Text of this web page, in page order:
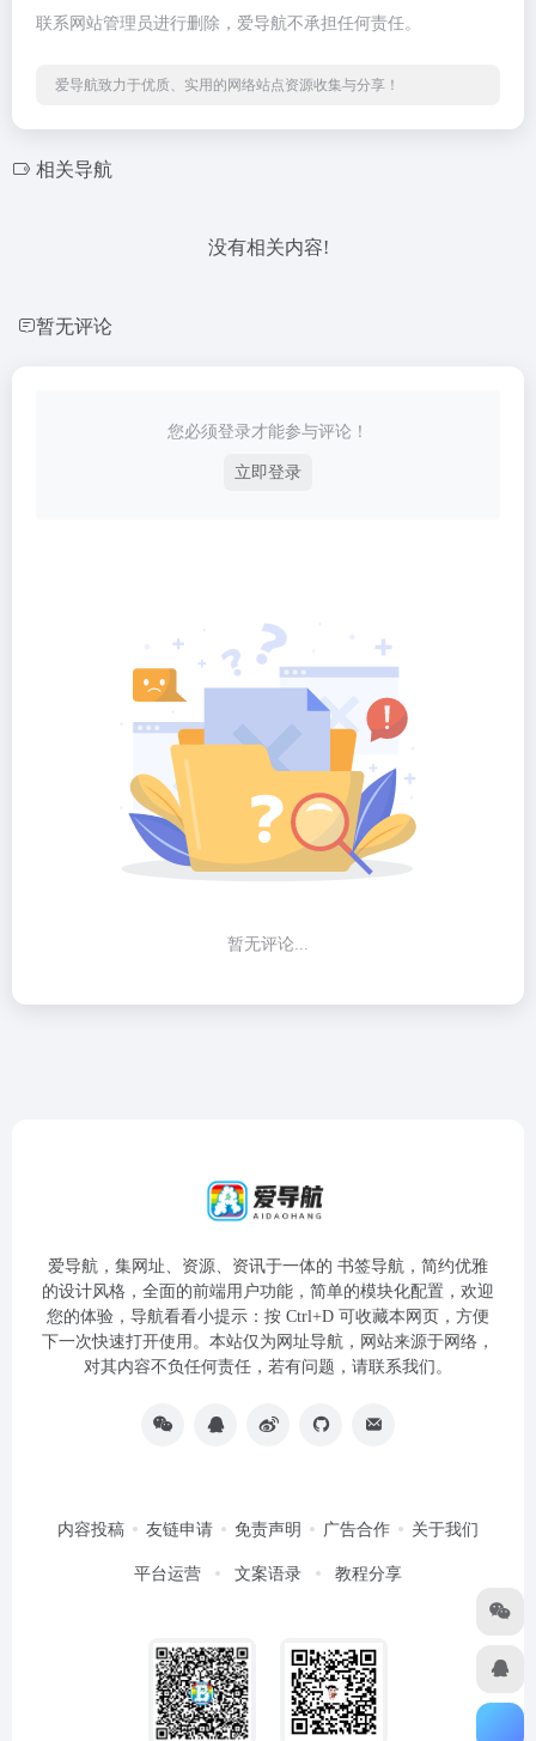
联系网站管理员进行删除，爱导航不承担任何责任。
爱导航致力于优质、实用的网络站点资源收集与分享！
相关导航
没有相关内容!
暂无评论
您必须登录才能参与评论！
立即登录
暂无评论...
爱导航，集网址、资源、资讯于一体的 书签导航，简约优雅
的设计风格，全面的前端用户功能，简单的模块化配置，欢迎
您的体验，导航看看小提示：按 Ctrl+D 可收藏本网页，方便
下一次快速打开使用。本站仅为网址导航，网站来源于网络，
对其内容不负任何责任，若有问题，请联系我们。
内容投稿 友链申请 免责声明 广告合作 关于我们
平台运营 文案语录 教程分享